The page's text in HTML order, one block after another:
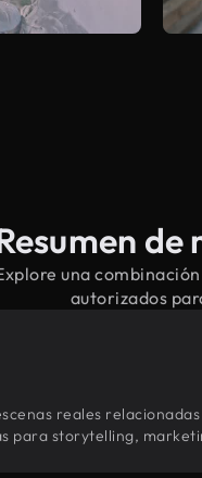
una
autorizados
reales
para storytelling,